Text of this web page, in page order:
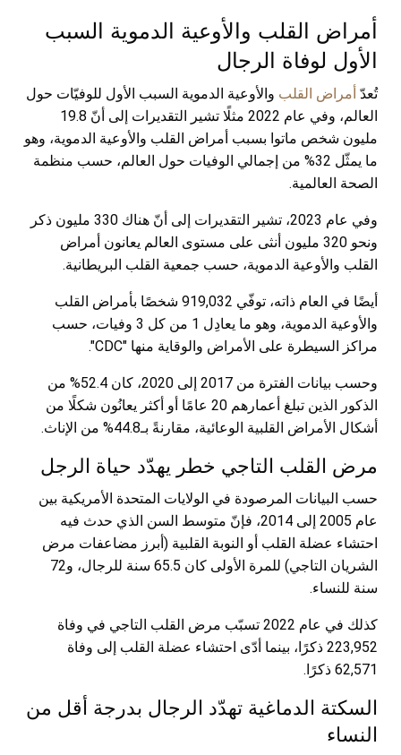
أمراض القلب والأوعية الدموية السبب
الأول لوفاة الرجال
تُعدّ أمراض القلب والأوعية الدموية السبب الأول للوفيّات حول
العالم، وفي عام 2022 مثلًا تشير التقديرات إلى أنّ 19.8
مليون شخص ماتوا بسبب أمراض القلب والأوعية الدموية، وهو
ما يمثّل 32% من إجمالي الوفيات حول العالم، حسب منظمة
الصحة العالمية.
وفي عام 2023، تشير التقديرات إلى أنّ هناك 330 مليون ذكر
ونحو 320 مليون أنثى على مستوى العالم يعانون أمراض
القلب والأوعية الدموية، حسب جمعية القلب البريطانية.
أيضًا في العام ذاته، توفّي 919,032 شخصًا بأمراض القلب
والأوعية الدموية، وهو ما يعادِل 1 من كل 3 وفيات، حسب
مراكز السيطرة على الأمراض والوقاية منها "CDC".
وحسب بيانات الفترة من 2017 إلى 2020، كان 52.4% من
الذكور الذين تبلغ أعمارهم 20 عامًا أو أكثر يعانُون شكلًا من
أشكال الأمراض القلبية الوعائية، مقارنةً بـ44.8% من الإناث.
مرض القلب التاجي خطر يهدّد حياة الرجل
حسب البيانات المرصودة في الولايات المتحدة الأمريكية بين
عام 2005 إلى 2014، فإنّ متوسط السن الذي حدث فيه
احتشاء عضلة القلب أو النوبة القلبية (أبرز مضاعفات مرض
الشريان التاجي) للمرة الأولى كان 65.5 سنة للرجال، و72
سنة للنساء.
كذلك في عام 2022 تسبّب مرض القلب التاجي في وفاة
223,952 ذكرًا، بينما أدّى احتشاء عضلة القلب إلى وفاة
62,571 ذكرًا.
السكتة الدماغية تهدّد الرجال بدرجة أقل من
النساء